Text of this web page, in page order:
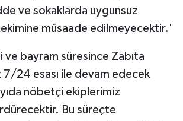
ve sokaklarda uygunsuz
müsaade edilmeyecektir.'
ve bayram süresince Zabıta
24 esası ile devam edecek
nöbetçi ekiplerimiz
Bu süreçte